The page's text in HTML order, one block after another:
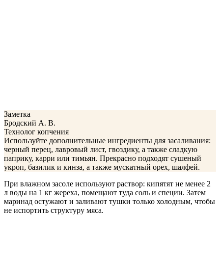
Заметка
Бродский А. В.
Технолог копчения
Используйте дополнительные ингредиенты для засаливания:
черный перец, лавровый лист, гвоздику, а также сладкую
паприку, карри или тимьян. Прекрасно подходят сушеный
укроп, базилик и кинза, а также мускатный орех, шалфей.
При влажном засоле используют раствор: кипятят не менее 2
л воды на 1 кг жереха, помещают туда соль и специи. Затем
маринад остужают и заливают тушки только холодным, чтобы
не испортить структуру мяса.